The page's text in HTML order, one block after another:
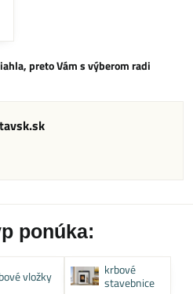
preto Vám s výberom radi
ponúka:
vložky
krbové
stavebnice